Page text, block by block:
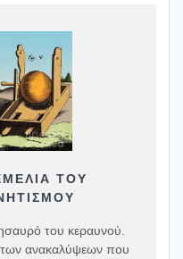
ΤΟΥ
του κεραυνού.
ανακαλύψεων που